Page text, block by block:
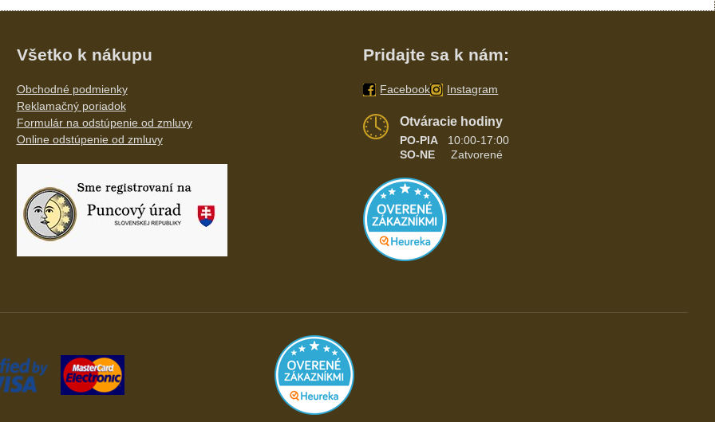
Všetko k nákupu
Obchodné podmienky
Reklamačný poriadok
Formulár na odstúpenie od zmluvy
Online odstúpenie od zmluvy
Pridajte sa k nám:
Facebook Instagram
Otváracie hodiny
PO-PIA
10:00-17:00
SO-NE Zatvorené